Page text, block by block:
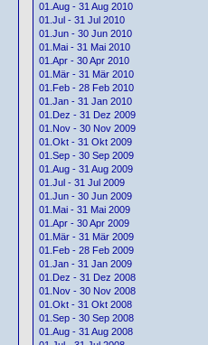
01.Aug - 31 Aug 2010
01.Jul - 31 Jul 2010
01.Jun - 30 Jun 2010
01.Mai - 31 Mai 2010
01.Apr - 30 Apr 2010
01.Mär - 31 Mär 2010
01.Feb - 28 Feb 2010
01.Jan - 31 Jan 2010
01.Dez - 31 Dez 2009
01.Nov - 30 Nov 2009
01.Okt - 31 Okt 2009
01.Sep - 30 Sep 2009
01.Aug - 31 Aug 2009
01.Jul - 31 Jul 2009
01.Jun - 30 Jun 2009
01.Mai - 31 Mai 2009
01.Apr - 30 Apr 2009
01.Mär - 31 Mär 2009
01.Feb - 28 Feb 2009
01.Jan - 31 Jan 2009
01.Dez - 31 Dez 2008
01.Nov - 30 Nov 2008
01.Okt - 31 Okt 2008
01.Sep - 30 Sep 2008
01.Aug - 31 Aug 2008